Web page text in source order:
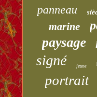
panneau
marine
paysage
signé jeune
portrait